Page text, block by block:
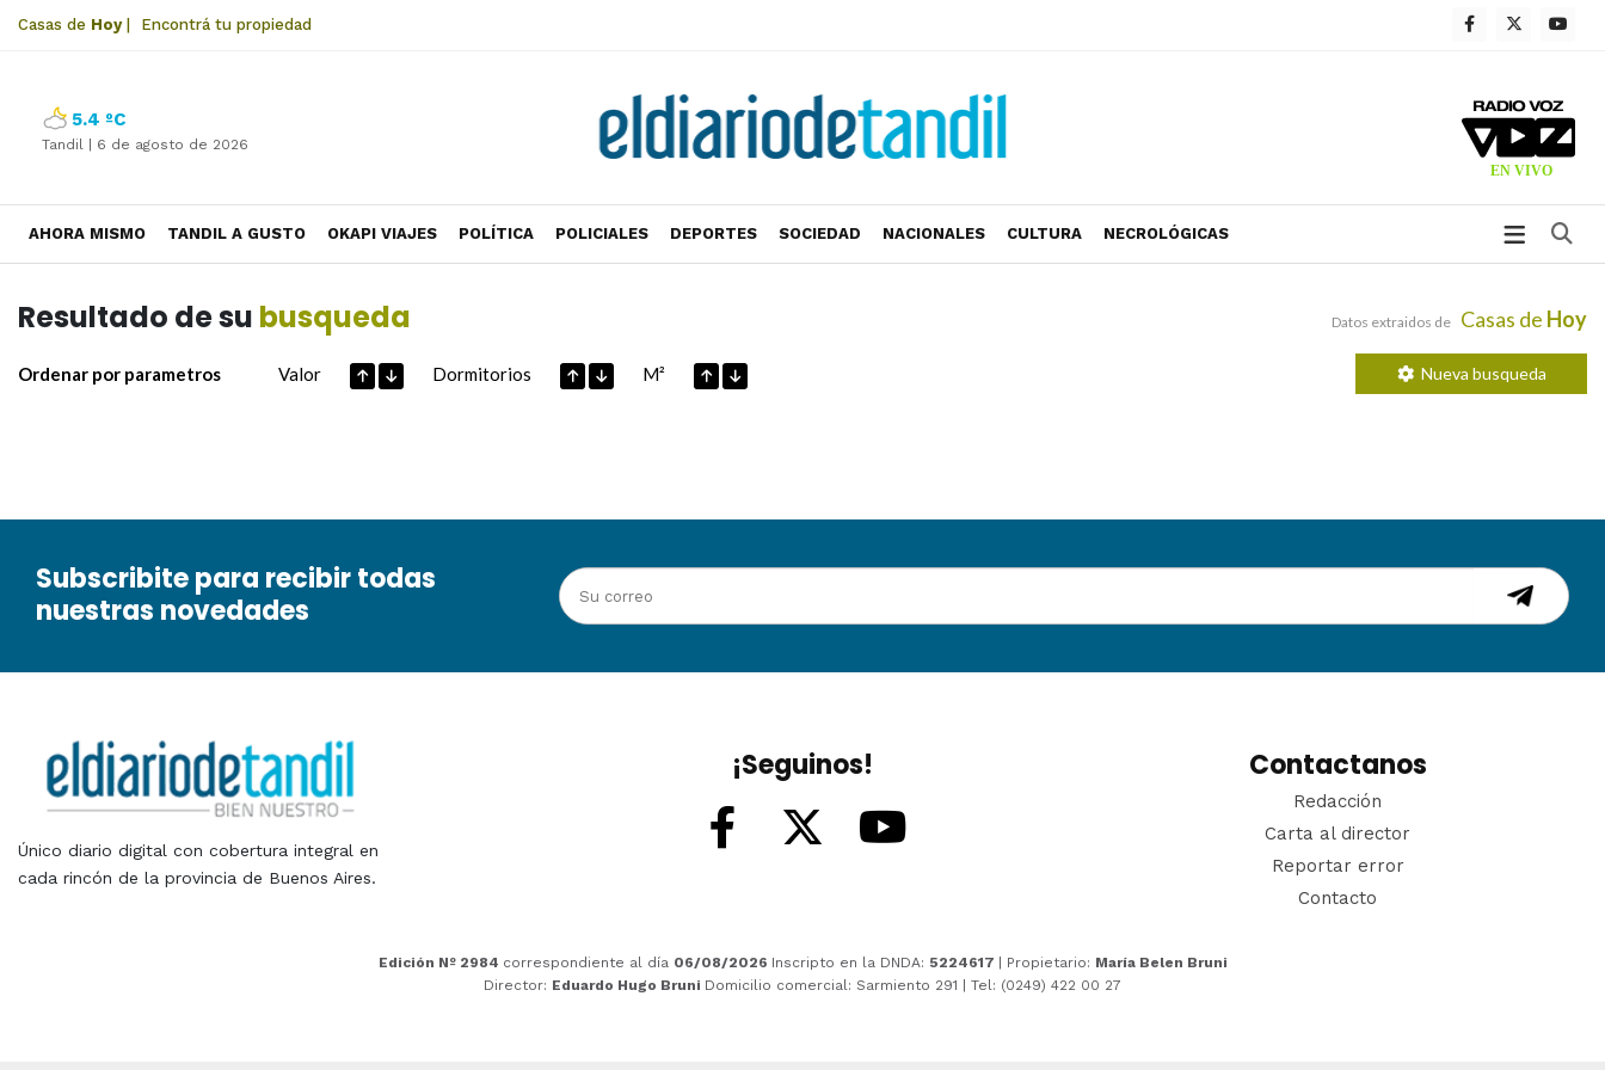
Casas de Hoy| Encontrá tu propiedad
5.4 ºC
Tandil | 6 de agosto de 2026
AHORA MISMO TANDIL A GUSTO OKAPI VIAJES POLÍTICA POLICIALES DEPORTES SOCIEDAD NACIONALES CULTURA NECROLÓGICAS
Resultado de su busqueda Datos extraidos de Casas de Hoy
Ordenar por parametros Valor Dormitorios M² Nueva busqueda
Subscribite para recibir todas
nuestras novedades
Único diario digital con cobertura integral en
cada rincón de la provincia de Buenos Aires.
¡Seguinos! Contactanos
Redacción
Carta al director
Reportar error
Contacto
Edición Nº 2984 correspondiente al día 06/08/2026 Inscripto en la DNDA: 5224617 | Propietario: María Belen Bruni
Director: Eduardo Hugo Bruni Domicilio comercial: Sarmiento 291 | Tel: (0249) 422 00 27